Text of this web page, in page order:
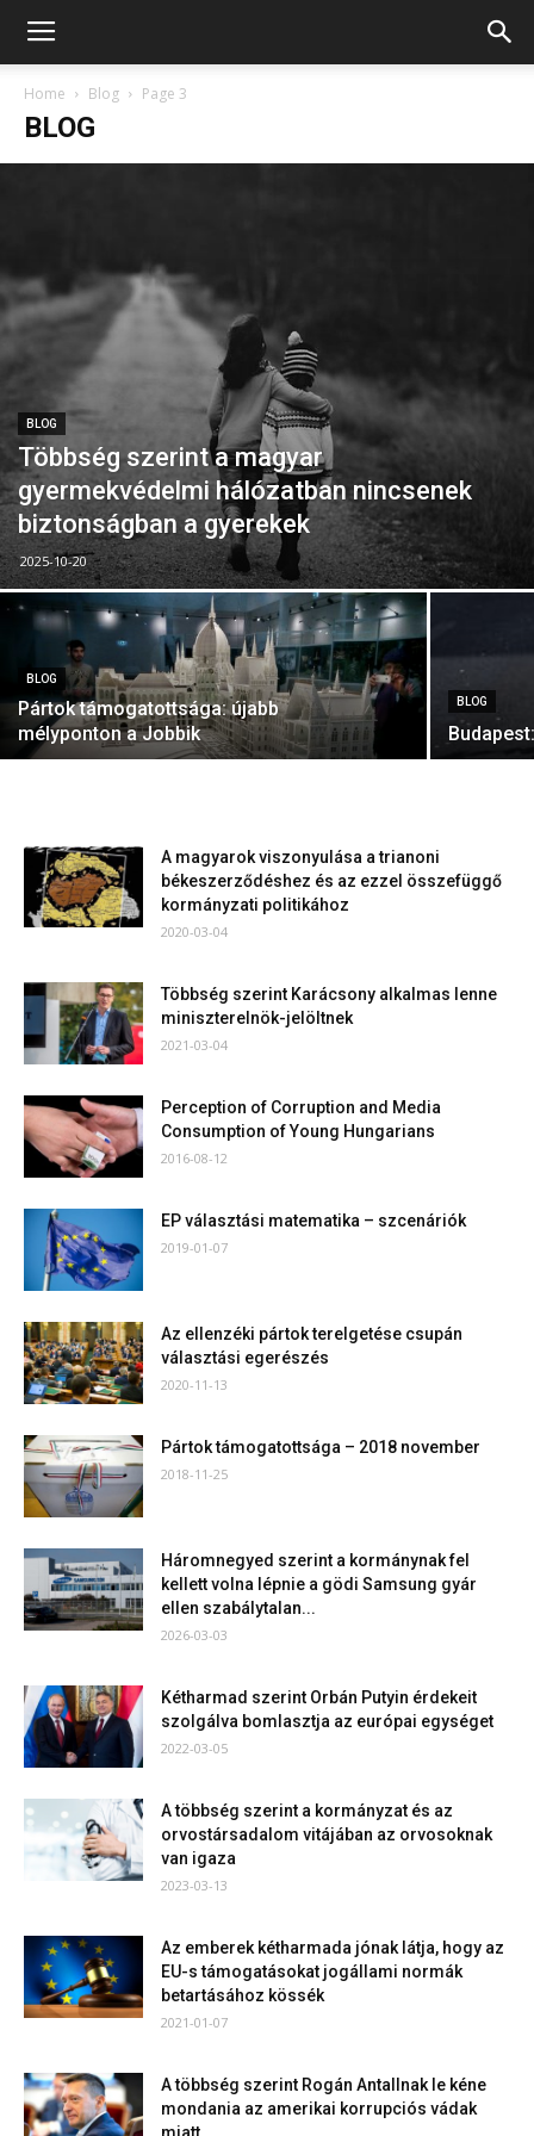
Home Blog Page 3
BLOG
BLOG
Többség szerint a magyar
gyermekvédelmi hálózatban nincsenek
biztonságban a gyerekek
2025-10-20
BLOG
Pártok támogatottsága: újabb
mélyponton a Jobbik
BLOG
A magyarok viszonyulása a trianoni
békeszerződéshez és az ezzel összefüggő
kormányzati politikához
2020-03-04
Többség szerint Karácsony alkalmas lenne
miniszterelnök-jelöltnek
2021-03-04
Perception of Corruption and Media
Consumption of Young Hungarians
2016-08-12
EP választási matematika – szcenáriók
2019-01-07
Az ellenzéki pártok terelgetése csupán
választási egerészés
2020-11-13
Pártok támogatottsága – 2018 november
2018-11-25
Háromnegyed szerint a kormánynak fel
kellett volna lépnie a gödi Samsung gyár
ellen szabálytalan...
2026-03-03
Kétharmad szerint Orbán Putyin érdekeit
szolgálva bomlasztja az európai egységet
2022-03-05
A többség szerint a kormányzat és az
orvostársadalom vitájában az orvosoknak
van igaza
2023-03-13
Az emberek kétharmada jónak látja, hogy az
EU-s támogatásokat jogállami normák
betartásához kössék
2021-01-07
A többség szerint Rogán Antallnak le kéne
mondania az amerikai korrupciós vádak